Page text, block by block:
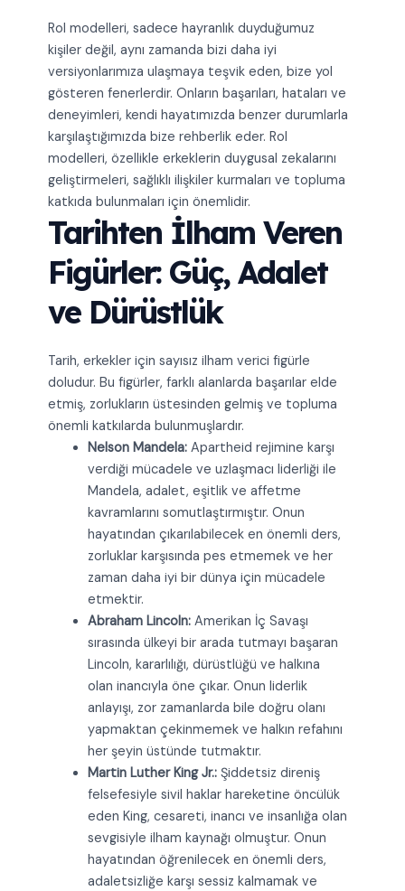
Rol modelleri, sadece hayranlık duyduğumuz
kişiler değil, aynı zamanda bizi daha iyi
versiyonlarımıza ulaşmaya teşvik eden, bize yol
gösteren fenerlerdir. Onların başarıları, hataları ve
deneyimleri, kendi hayatımızda benzer durumlarla
karşılaştığımızda bize rehberlik eder. Rol
modelleri, özellikle erkeklerin duygusal zekalarını
geliştirmeleri, sağlıklı ilişkiler kurmaları ve topluma
katkıda bulunmaları için önemlidir.
Tarihten İlham Veren
Figürler: Güç, Adalet
ve Dürüstlük
Tarih, erkekler için sayısız ilham verici figürle
doludur. Bu figürler, farklı alanlarda başarılar elde
etmiş, zorlukların üstesinden gelmiş ve topluma
önemli katkılarda bulunmuşlardır.
Nelson Mandela:Apartheid rejimine karşı
verdiği mücadele ve uzlaşmacı liderliği ile
Mandela, adalet, eşitlik ve affetme
kavramlarını somutlaştırmıştır. Onun
hayatından çıkarılabilecek en önemli ders,
zorluklar karşısında pes etmemek ve her
zaman daha iyi bir dünya için mücadele
etmektir.
Abraham Lincoln:Amerikan İç Savaşı
sırasında ülkeyi bir arada tutmayı başaran
Lincoln, kararlılığı, dürüstlüğü ve halkına
olan inancıyla öne çıkar. Onun liderlik
anlayışı, zor zamanlarda bile doğru olanı
yapmaktan çekinmemek ve halkın refahını
her şeyin üstünde tutmaktır.
Martin Luther King Jr.:Şiddetsiz direniş
felsefesiyle sivil haklar hareketine öncülük
eden King, cesareti, inancı ve insanlığa olan
sevgisiyle ilham kaynağı olmuştur. Onun
hayatından öğrenilecek en önemli ders,
adaletsizliğe karşı sessiz kalmamak ve